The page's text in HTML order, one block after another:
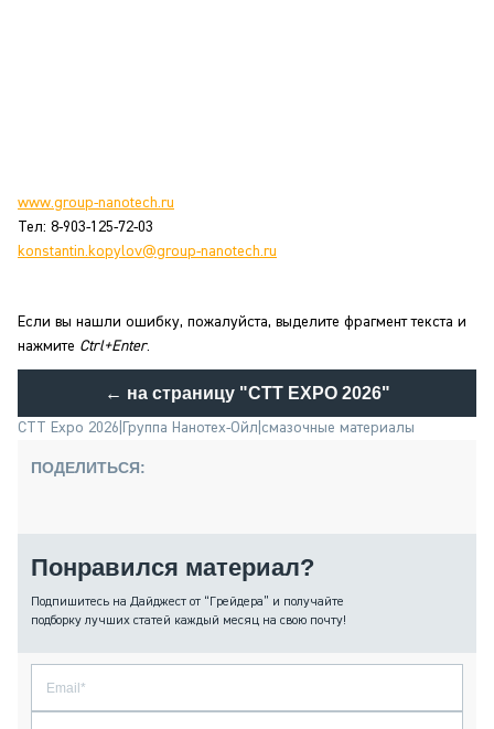
www.group-nanotech.ru
Тел: 8-903-125-72-03
konstantin.kopylov@group-nanotech.ru
Если вы нашли ошибку, пожалуйста, выделите фрагмент текста и
нажмите Ctrl+Enter.
← на страницу "CTT EXPO 2026"
CTT Expo 2026 Группа Нанотех-Ойл смазочные материалы
ПОДЕЛИТЬСЯ:
Понравился материал?
Подпишитесь на Дайджест от “Грейдера” и получайте
подборку лучших статей каждый месяц на свою почту!